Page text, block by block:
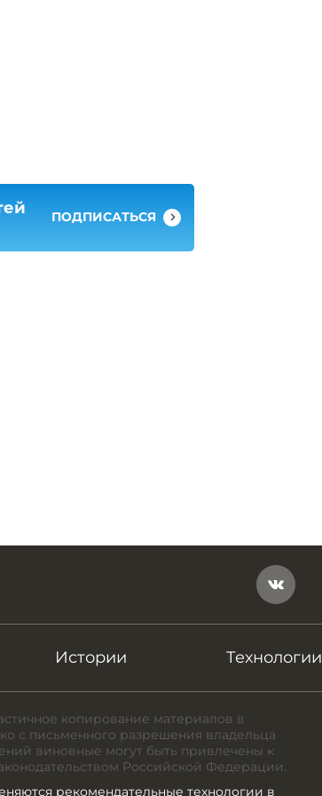
ПОДПИСАТЬСЯ
Истории Технологии
копирование материалов в
с письменного разрешения владельца
виновные могут быть привлечены к
Российской Федерации.
рекомендательные технологии в